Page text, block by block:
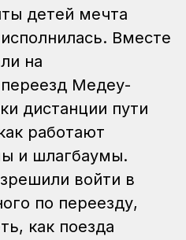
детей мечта
Вместе
на
Медеу-
дистанции пути
работают
и шлагбаумы.
войти в
по переезду,
как поезда